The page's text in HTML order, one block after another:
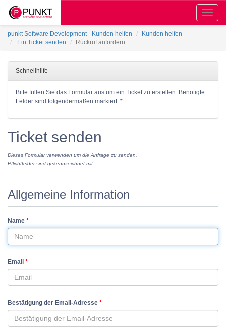
Toggle
punkt Software Development - Kunden helfen
Kunden helfen
Ein Ticket senden
Rückruf anfordern
Schnellhilfe
Bitte füllen Sie das Formular aus um ein Ticket zu erstellen. Benötigte
Felder sind folgendermaßen markiert: *.
Ticket senden
Dieses Formular verwenden um die Anfrage zu senden.
Pflichtfelder sind gekennzeichnet mit
Allgemeine Information
Name *
Email *
Bestätigung der Email-Adresse *